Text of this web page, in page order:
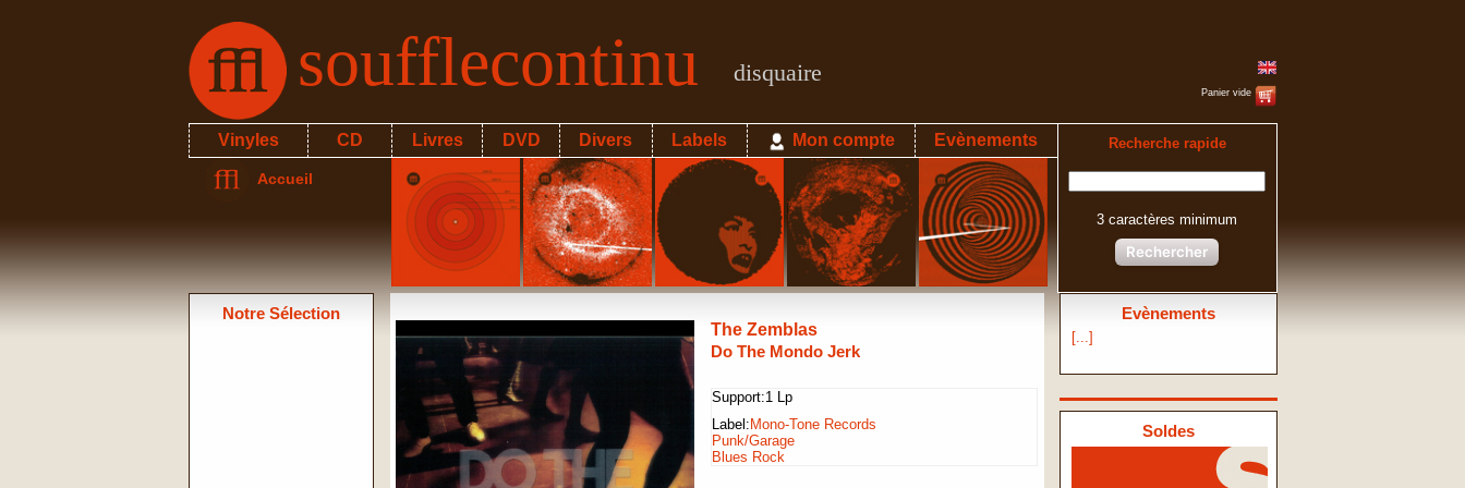
soufflecontinu disquaire
Panier vide
Vinyles CD Livres DVD Divers Labels Mon compte Evènements Recherche rapide
3 caractères minimum
Rechercher
Accueil
Evènements
[...]
Soldes
Notre Sélection
The Zemblas
Do The Mondo Jerk
Support:1 Lp
Label: Mono-Tone Records
Punk/Garage
Blues Rock